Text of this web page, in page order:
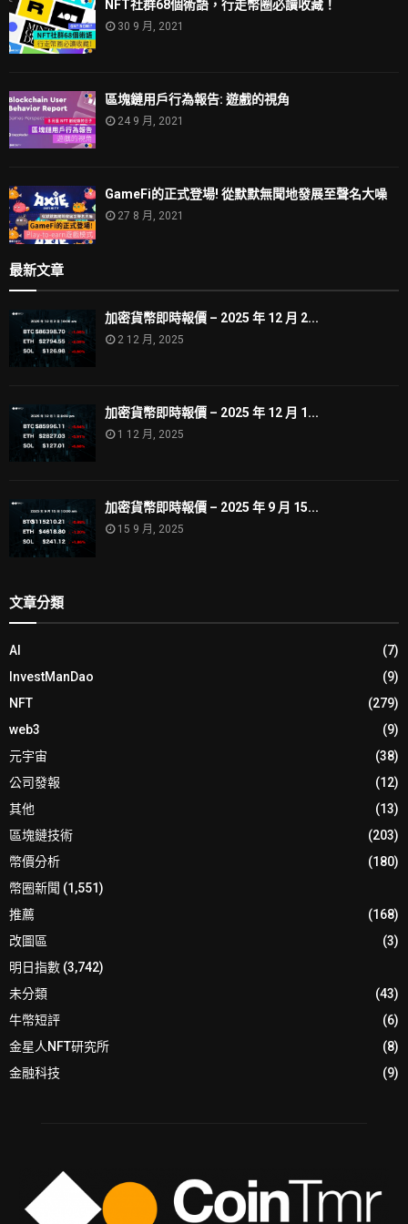
NFT社群68個術語，行走幣圈必讀收藏！
30 9 月, 2021
區塊鏈用戶行為報告: 遊戲的視角
24 9 月, 2021
GameFi的正式登場! 從默默無聞地發展至聲名大噪
27 8 月, 2021
最新文章
加密貨幣即時報價 – 2025 年 12 月 2...
2 12 月, 2025
加密貨幣即時報價 – 2025 年 12 月 1...
1 12 月, 2025
加密貨幣即時報價 – 2025 年 9 月 15...
15 9 月, 2025
文章分類
AI
(7)
InvestManDao
(9)
NFT
(279)
web3
(9)
元宇宙
(38)
公司發報
(12)
其他
(13)
區塊鏈技術
(203)
幣價分析
(180)
幣圈新聞 (1,551)
推薦
(168)
改圖區
(3)
明日指數 (3,742)
未分類
(43)
牛幣短評
(6)
金星人NFT研究所
(8)
金融科技
(9)